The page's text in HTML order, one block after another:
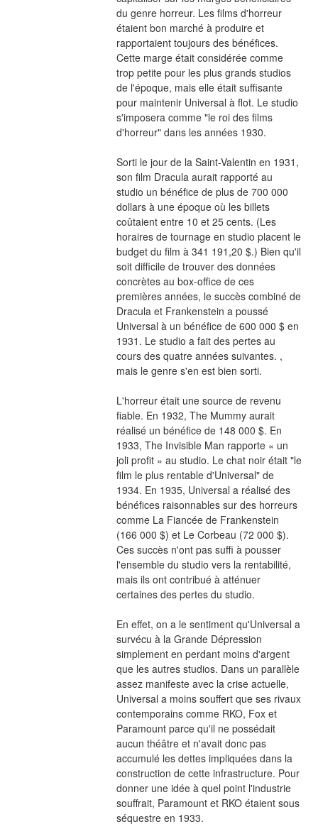
du genre horreur. Les films d'horreur
étaient bon marché à produire et
rapportaient toujours des bénéfices.
Cette marge était considérée comme
trop petite pour les plus grands studios
de l'époque, mais elle était suffisante
pour maintenir Universal à flot. Le studio
s'imposera comme "le roi des films
d'horreur" dans les années 1930.
Sorti le jour de la Saint-Valentin en 1931,
son film Dracula aurait rapporté au
studio un bénéfice de plus de 700 000
dollars à une époque où les billets
coûtaient entre 10 et 25 cents. (Les
horaires de tournage en studio placent le
budget du film à 341 191,20 $.) Bien qu'il
soit difficile de trouver des données
concrètes au box-office de ces
premières années, le succès combiné de
Dracula et Frankenstein a poussé
Universal à un bénéfice de 600 000 $ en
1931. Le studio a fait des pertes au
cours des quatre années suivantes. ,
mais le genre s'en est bien sorti.
L'horreur était une source de revenu
fiable. En 1932, The Mummy aurait
réalisé un bénéfice de 148 000 $. En
1933, The Invisible Man rapporte « un
joli profit » au studio. Le chat noir était "le
film le plus rentable d'Universal" de
1934. En 1935, Universal a réalisé des
bénéfices raisonnables sur des horreurs
comme La Fiancée de Frankenstein
(166 000 $) et Le Corbeau (72 000 $).
Ces succès n'ont pas suffi à pousser
l'ensemble du studio vers la rentabilité,
mais ils ont contribué à atténuer
certaines des pertes du studio.
En effet, on a le sentiment qu'Universal a
survécu à la Grande Dépression
simplement en perdant moins d'argent
que les autres studios. Dans un parallèle
assez manifeste avec la crise actuelle,
Universal a moins souffert que ses rivaux
contemporains comme RKO, Fox et
Paramount parce qu'il ne possédait
aucun théâtre et n'avait donc pas
accumulé les dettes impliquées dans la
construction de cette infrastructure. Pour
donner une idée à quel point l'industrie
souffrait, Paramount et RKO étaient sous
séquestre en 1933.